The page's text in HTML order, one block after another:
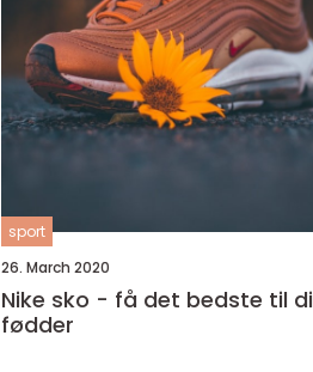
sport
26. March 2020
Nike sko - få det bedste til
fødder